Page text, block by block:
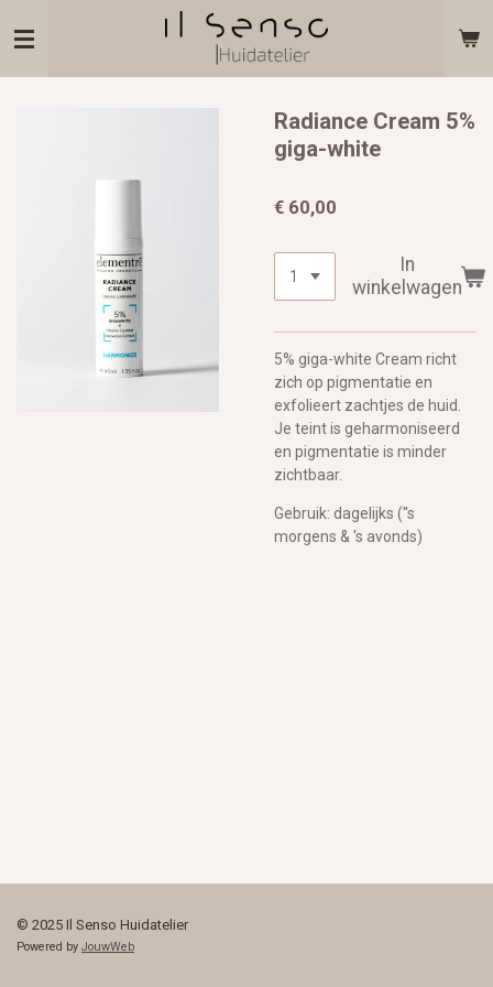
direct
Radiance Cream 5%
giga-white
€ 60,00
In
winkelwagen
5% giga-white Cream richt
zich op pigmentatie en
exfolieert zachtjes de huid.
Je teint is geharmoniseerd
en pigmentatie is minder
zichtbaar.
Gebruik: dagelijks (''s
morgens & 's avonds)
© 2025 Il Senso Huidatelier
Powered by JouwWeb